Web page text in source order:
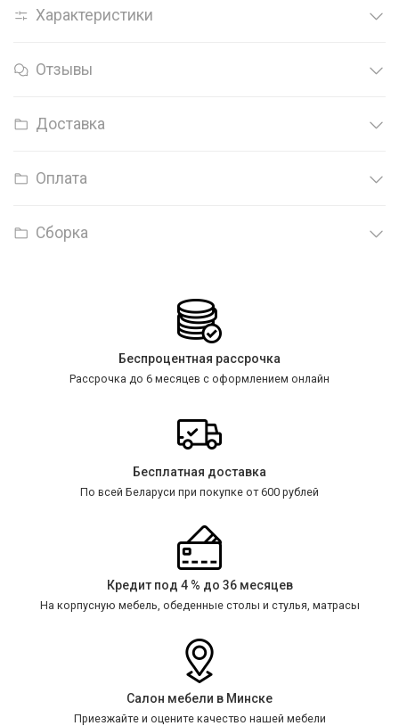
Характеристики
Отзывы
Доставка
Оплата
Сборка
Беспроцентная рассрочка
Рассрочка до 6 месяцев с оформлением онлайн
Бесплатная доставка
По всей Беларуси при покупке от 600 рублей
Кредит под 4 % до 36 месяцев
На корпусную мебель, обеденные столы и стулья, матрасы
Салон мебели в Минске
Приезжайте и оцените качество нашей мебели